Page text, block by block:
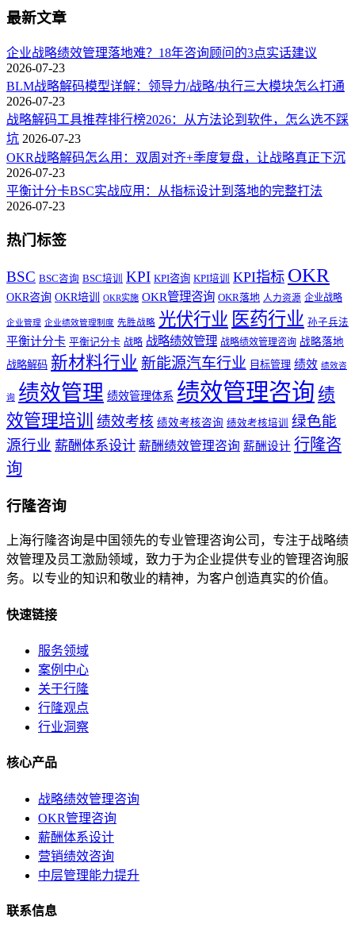
最新文章
企业战略绩效管理落地难？18年咨询顾问的3点实话建议
2026-07-23
BLM战略解码模型详解：领导力/战略/执行三大模块怎么打通
2026-07-23
战略解码工具推荐排行榜2026：从方法论到软件，怎么选不踩
坑 2026-07-23
OKR战略解码怎么用：双周对齐+季度复盘，让战略真正下沉
2026-07-23
平衡计分卡BSC实战应用：从指标设计到落地的完整打法
2026-07-23
热门标签
BSC BSC咨询 BSC培训 KPI KPI咨询 KPI培训 KPI指标 OKR
OKR咨询 OKR培训 OKR实施 OKR管理咨询 OKR落地 人力资源 企业战略
企业管理 企业绩效管理制度 先胜战略 光伏行业 医药行业 孙子兵法
平衡计分卡 平衡记分卡 战略 战略绩效管理 战略绩效管理咨询 战略落地
战略解码 新材料行业 新能源汽车行业 目标管理 绩效 绩效咨
询 绩效管理 绩效管理体系 绩效管理咨询 绩
效管理培训 绩效考核 绩效考核咨询 绩效考核培训
绿色能
源行业 薪酬体系设计 薪酬绩效管理咨询 薪酬设计 行隆咨
询
行隆咨询
上海行隆咨询是中国领先的专业管理咨询公司，专注于战略绩
效管理及员工激励领域，致力于为企业提供专业的管理咨询服
务。以专业的知识和敬业的精神，为客户创造真实的价值。
快速链接
服务领域
案例中心
关于行隆
行隆观点
行业洞察
核心产品
战略绩效管理咨询
OKR管理咨询
薪酬体系设计
营销绩效咨询
中层管理能力提升
联系信息